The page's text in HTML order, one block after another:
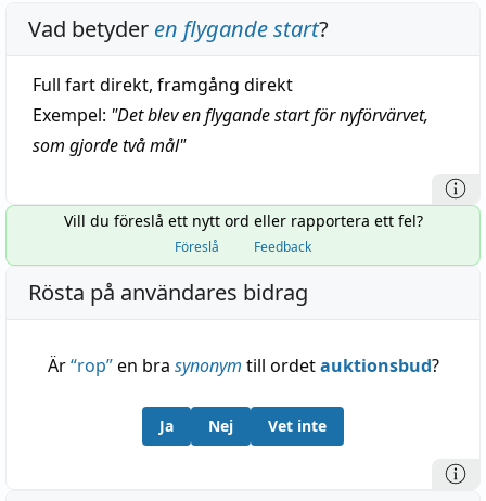
Vad betyder en flygande start?
Full fart direkt, framgång direkt
Exempel: "Det blev en flygande start för nyförvärvet,
som gjorde två mål"
Vill du föreslå ett nytt ord eller rapportera ett fel?
Föreslå Feedback
Rösta på användares bidrag
Är“rop”en bra synonym till ordetauktionsbud?
Ja Nej Vet inte